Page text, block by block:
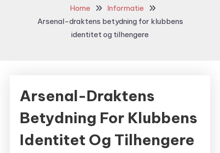
Home
Informatie
Arsenal-draktens betydning for klubbens
identitet og tilhengere
Arsenal-Draktens
Betydning For Klubbens
Identitet Og Tilhengere